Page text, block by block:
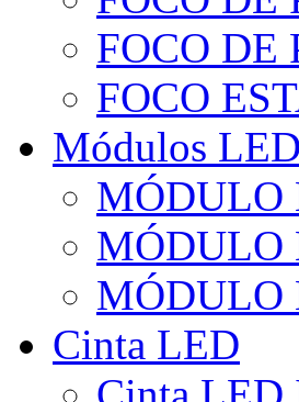
FOCO DE
FOCO
Módulos LED
MÓDULO
MÓDULO
MÓDULO
Cinta LED